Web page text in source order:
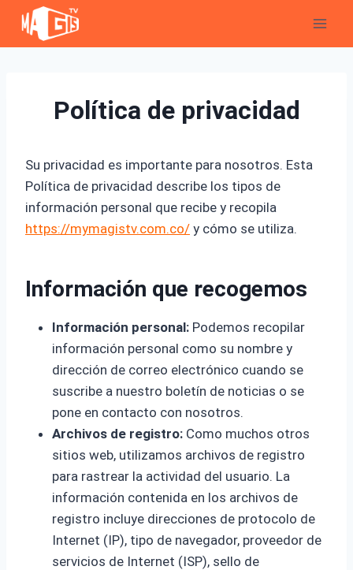
Saltar
contenido
Política de privacidad
Su privacidad es importante para nosotros. Esta
Política de privacidad describe los tipos de
información personal que recibe y recopila
https://mymagistv.com.co/ y cómo se utiliza.
Información que recogemos
Información personal: Podemos recopilar
información personal como su nombre y
dirección de correo electrónico cuando se
suscribe a nuestro boletín de noticias o se
pone en contacto con nosotros.
Archivos de registro: Como muchos otros
sitios web, utilizamos archivos de registro
para rastrear la actividad del usuario. La
información contenida en los archivos de
registro incluye direcciones de protocolo de
Internet (IP), tipo de navegador, proveedor de
servicios de Internet (ISP), sello de